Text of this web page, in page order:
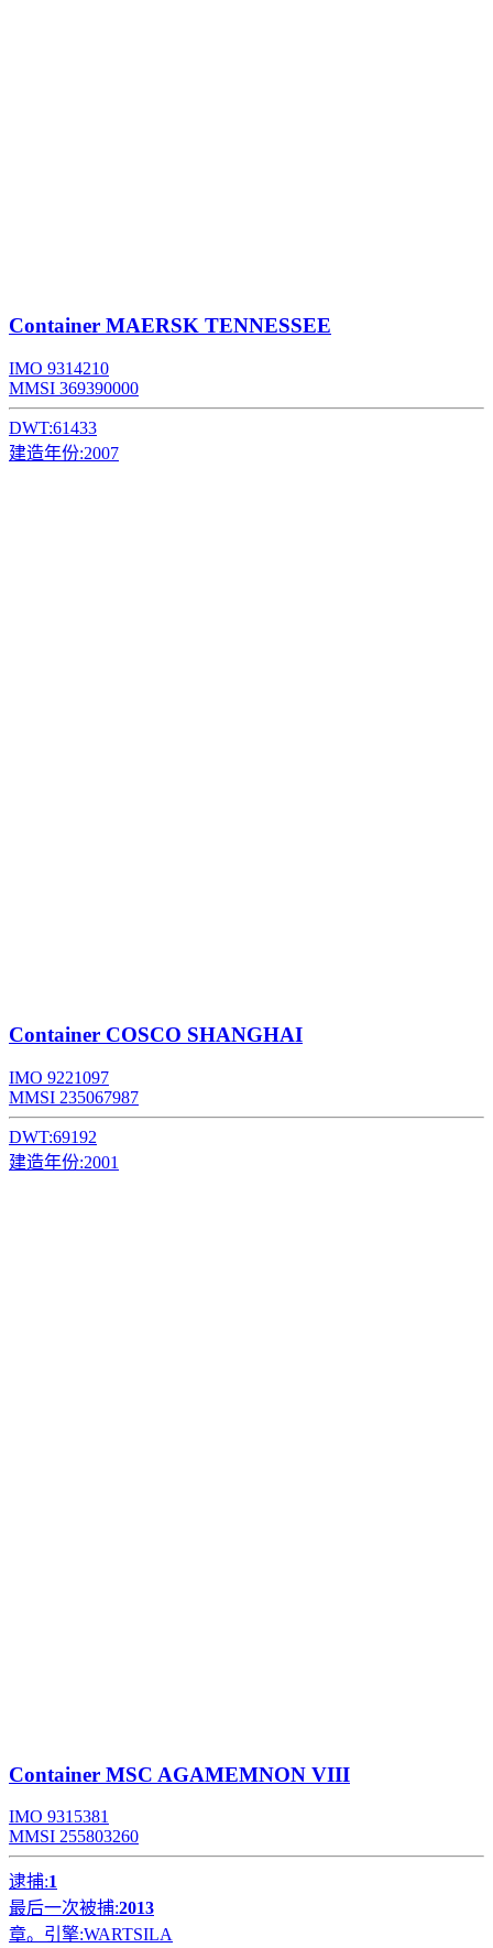
Container MAERSK TENNESSEE
IMO 9314210
MMSI 369390000
DWT:61433
建造年份:2007
Container COSCO SHANGHAI
IMO 9221097
MMSI 235067987
DWT:69192
建造年份:2001
Container MSC AGAMEMNON VIII
IMO 9315381
MMSI 255803260
逮捕:1
最后一次被捕:2013
章。引擎:WARTSILA